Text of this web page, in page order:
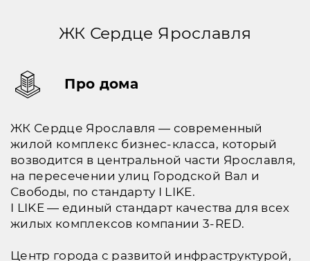
ЖК Сердце Ярославля
Про дома
ЖК Сердце Ярославля — современный
жилой комплекс бизнес-класса, который
возводится в центральной части Ярославля,
на пересечении улиц Городской Вал и
Свободы, по стандарту I LIKE.
I LIKE — единый стандарт качества для всех
жилых комплексов компании 3-RED.
Центр города с развитой инфраструктурой,